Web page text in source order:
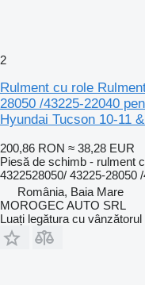
2
Rulment cu role
28050 /43225-22040
Hyundai Tucson 10-11
200,86 RON ≈ 38,28 EUR
Piesă de schimb - rulment
4322528050/ 43225-28050
România, Baia Mare
MOROGEC AUTO SRL
Luați legătura cu vânzătorul